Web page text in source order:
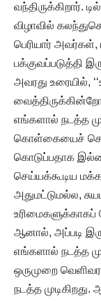
வந்திருக்கிறார்.
விழாவில்
பெரியார்
பக்குவப்படுத்தி
அவரது உரையில்,
எங்களால் நடத்த
கொள்கையைச்
கொடுப்பதாக
செய்யக்கூடிய
அதுமட்டுமல்ல,
உரிமைகளுக்காகப்
ஆனால், அப்படி
எங்களால் நடத்த
ஒருமுறை
நடத்த